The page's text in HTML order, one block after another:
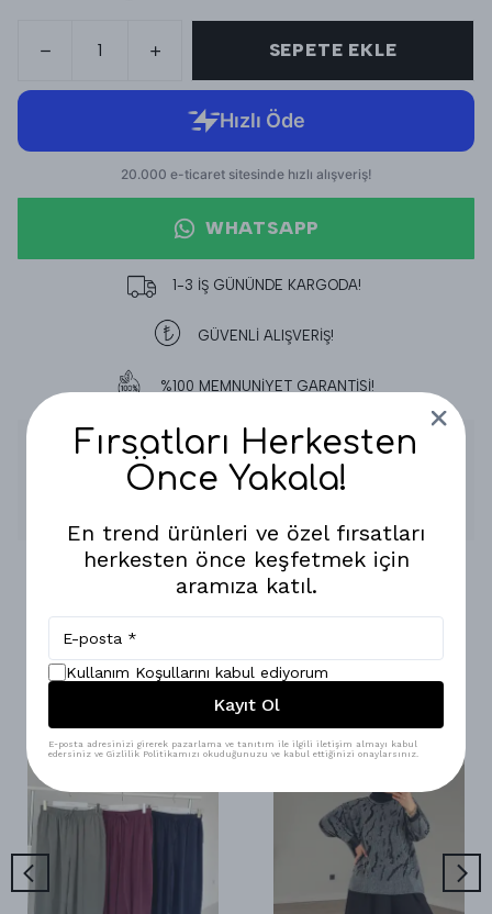
SEPETE EKLE
WHATSAPP
1-3 İŞ GÜNÜNDE KARGODA!
GÜVENLİ ALIŞVERİŞ!
%100 MEMNUNİYET GARANTİSİ!
Ürün Açıklaması
ÜÇGEN BOYUN VE OMUS ŞALI OLARAK KULLANILABİLİR
Benzer Ürünler
Fırsatları Herkesten
Önce Yakala!
En trend ürünleri ve özel fırsatları
herkesten önce keşfetmek için
aramıza katıl.
Kullanım Koşullarını kabul ediyorum
Kayıt Ol
E-posta adresinizi girerek pazarlama ve tanıtım ile ilgili iletişim almayı kabul
edersiniz ve Gizlilik Politikamızı okuduğunuzu ve kabul ettiğinizi onaylarsınız.